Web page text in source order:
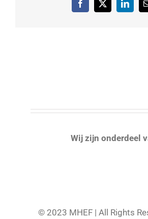
Facebook
X
Wij zijn onderdeel
© 2023 MHEF | All Rights